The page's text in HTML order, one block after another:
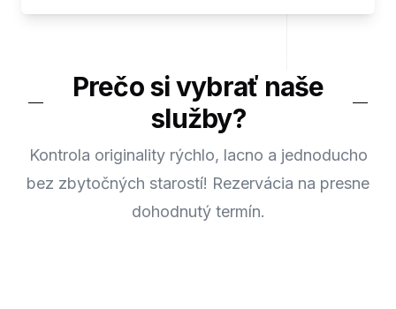
Prečo si vybrať naše
služby?
Kontrola originality rýchlo, lacno a jednoducho
bez zbytočných starostí! Rezervácia na presne
dohodnutý termín.